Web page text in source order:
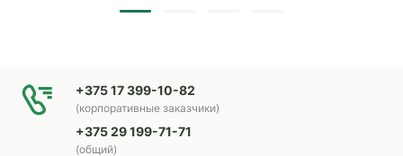
+375 17 399-10-82
(корпоративные заказчики)
+375 29 199-71-71
(общий)